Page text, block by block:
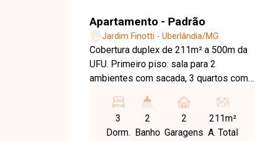
Apartamento - Padrão
Jardim Finotti - Uberlândia/MG
Cobertura duplex de 211m² a 500m da
UFU. Primeiro piso: sala para 2
ambientes com sacada, 3 quartos com
cozinha planejada e despensa.
Segundo piso: sala, 1 quarto/escritório
e amplo terraço com ducha. Garagem
3
Dorm.
2
Banho
2
Garagens
211m²
A. Total